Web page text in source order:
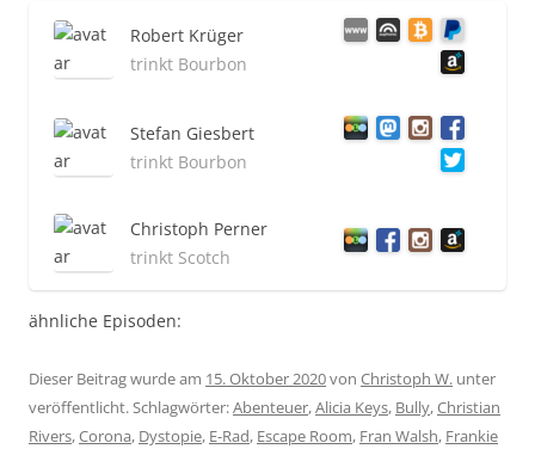
Robert Krüger
trinkt Bourbon
Stefan Giesbert
trinkt Bourbon
Christoph Perner
trinkt Scotch
ähnliche Episoden:
Dieser Beitrag wurde am 15. Oktober 2020von Christoph W. unter
veröffentlicht. Schlagwörter:Abenteuer,Alicia Keys, Bully,Christian
Rivers,Corona, Dystopie, E-Rad, Escape Room, Fran Walsh, Frankie